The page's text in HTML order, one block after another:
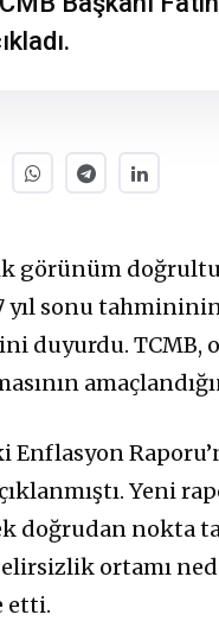
görünüm
sonu
duyurdu. TCMB,
Enflasyon
Yeni
doğrudan nokta
ortamı
etti.